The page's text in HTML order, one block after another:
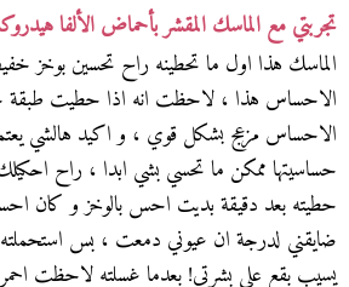
تجربتي مع الماسك المقشر بأحماض الألفا
الماسك هذا اول ما تحطينه راح تحسين بوخز
الاحساس هذا ، لاحظت انه اذا حطيت طبقة
الاحساس مزعج بشكل قوي ، و اكيد هالشي
حساسيتها ممكن ما تحسي بشي ابدا ، راح
حطيته بعد دقيقة بديت احس بالوخز و كان
يسيب بقع على بشرتي! بعدما غسلته لاحظت